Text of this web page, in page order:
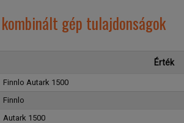
gép tulajdonságok
Érték
Finnlo Autark 1500
Finnlo
Autark 1500